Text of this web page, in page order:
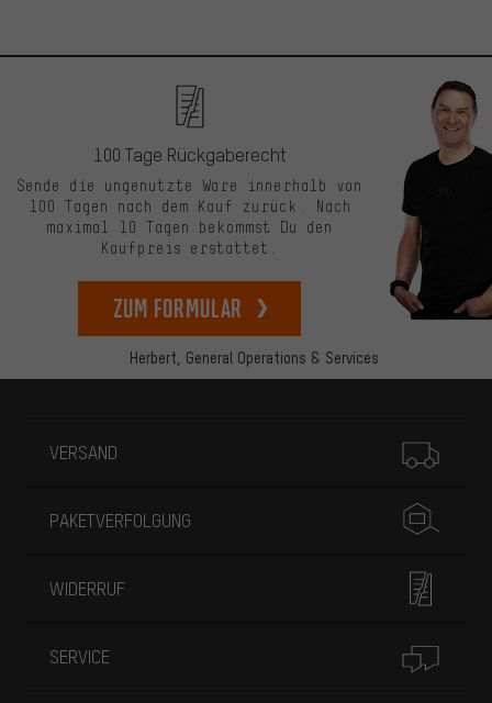
Herbert, General Operations & Services
100 Tage Rückgaberecht
Sende die ungenutzte Ware innerhalb von
100 Tagen nach dem Kauf zurück. Nach
maximal 10 Tagen bekommst Du den
Kaufpreis erstattet.
zum Formular
VERSAND
PAKETVERFOLGUNG
WIDERRUF
SERVICE